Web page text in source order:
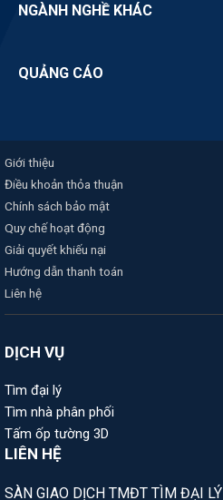
NGÀNH NGHỀ KHÁC
QUẢNG CÁO
Giới thiệu
Điều khoản thỏa thuận
Chính sách bảo mật
Quy chế hoạt động
Giải quyết khiếu nại
Hướng dẫn thanh toán
Liên hệ
DỊCH VỤ
Tìm đại lý
Tìm nhà phân phối
Tấm ốp tường 3D
LIÊN HỆ
SÀN GIAO DỊCH TMĐT TÌM ĐẠI LÝ